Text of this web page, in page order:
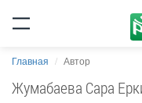
Главная Автор
Жумабаева Сара